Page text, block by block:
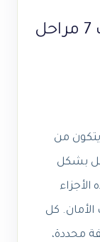
تصميم فلتر ووتر فيرست 7 مراحل
يتكون من
بشكل
الأمان. كل
محددة،